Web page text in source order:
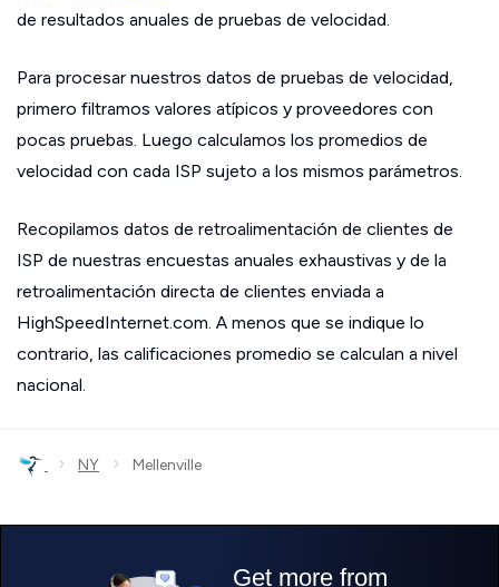
de resultados anuales de pruebas de velocidad.
Para procesar nuestros datos de pruebas de velocidad,
primero filtramos valores atípicos y proveedores con
pocas pruebas. Luego calculamos los promedios de
velocidad con cada ISP sujeto a los mismos parámetros.
Recopilamos datos de retroalimentación de clientes de
ISP de nuestras encuestas anuales exhaustivas y de la
retroalimentación directa de clientes enviada a
HighSpeedInternet.com. A menos que se indique lo
contrario, las calificaciones promedio se calculan a nivel
nacional.
› NY › Mellenville